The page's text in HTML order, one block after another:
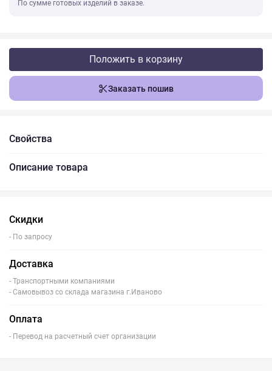
По сумме готовых изделий в заказе.
Положить в корзину
Заказать пошив
Свойства
Описание товара
Скидки
- По запросу
Доставка
- Транспортными компаниями
- Самовывоз со склада магазина г.Иваново
Оплата
- Перевод на расчетный счет организации